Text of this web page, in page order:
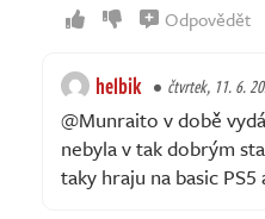
Odpovědět
helbik čtvrtek, 11. 6.
@Munraito v době
nebyla v tak dobrým
taky hraju na basic